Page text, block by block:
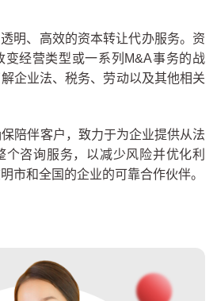
明、高效的资本转让代办服务。资
变经营类型或一系列M&A事务的战
企业法、税务、劳动以及其他相关
陪伴客户，致力于为企业提供从法
咨询服务，以减少风险并优化利
市和全国的企业的可靠合作伙伴。